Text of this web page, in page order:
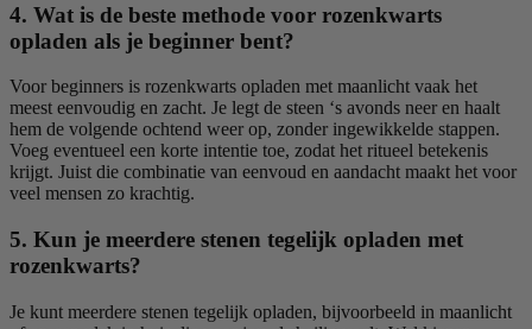
4. Wat is de beste methode voor rozenkwarts
opladen als je beginner bent?
Voor beginners is rozenkwarts opladen met maanlicht vaak het
meest eenvoudig en zacht. Je legt de steen ‘s avonds neer en haalt
hem de volgende ochtend weer op, zonder ingewikkelde stappen.
Voeg eventueel een korte intentie toe, zodat het ritueel betekenis
krijgt. Juist die combinatie van eenvoud en aandacht maakt het voor
veel mensen zo krachtig.
5. Kun je meerdere stenen tegelijk opladen met
rozenkwarts?
Je kunt meerdere stenen tegelijk opladen, bijvoorbeeld in maanlicht